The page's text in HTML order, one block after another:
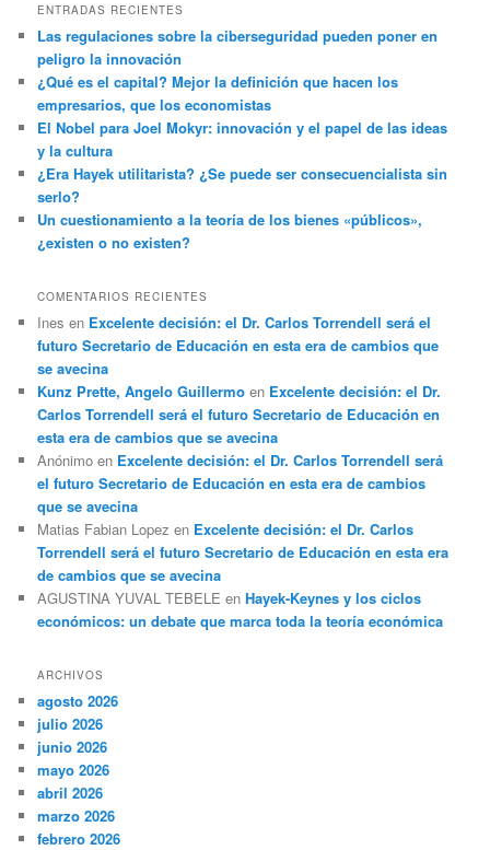
ENTRADAS RECIENTES
Las regulaciones sobre la ciberseguridad pueden poner en
peligro la innovación
¿Qué es el capital? Mejor la definición que hacen los
empresarios, que los economistas
El Nobel para Joel Mokyr: innovación y el papel de las ideas
y la cultura
¿Era Hayek utilitarista? ¿Se puede ser consecuencialista sin
serlo?
Un cuestionamiento a la teoría de los bienes «públicos»,
¿existen o no existen?
COMENTARIOS RECIENTES
Ines en Excelente decisión: el Dr. Carlos Torrendell será el
futuro Secretario de Educación en esta era de cambios que
se avecina
Kunz Prette, Angelo Guillermo en Excelente decisión: el Dr.
Carlos Torrendell será el futuro Secretario de Educación en
esta era de cambios que se avecina
Anónimo en Excelente decisión: el Dr. Carlos Torrendell será
el futuro Secretario de Educación en esta era de cambios
que se avecina
Matias Fabian Lopez en Excelente decisión: el Dr. Carlos
Torrendell será el futuro Secretario de Educación en esta era
de cambios que se avecina
AGUSTINA YUVAL TEBELE enHayek-Keynes y los ciclos
económicos: un debate que marca toda la teoría económica
ARCHIVOS
agosto 2026
julio 2026
junio 2026
mayo 2026
abril 2026
marzo 2026
febrero 2026